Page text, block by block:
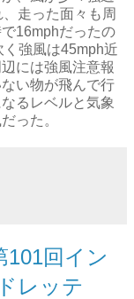
走った面々も周
16mphだったの
強風は45mph近
には強風注意報
い物が飛んで行
るレベルと気象
った。
101回イン
レッテ